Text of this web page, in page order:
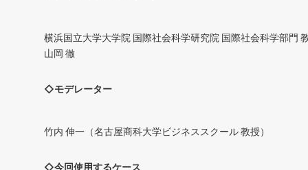
横浜国立大学大学院 国際社会科学研究院 国際社会科学部門
山岡 徹
◇モデレーター
竹内 伸一（名古屋商科大学ビジネススクール 教授）
◇今回使用するケース